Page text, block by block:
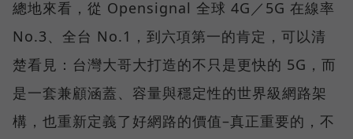
總地來看，從 Opensignal 全球 4G／5G 在線率
No.3、全台 No.1，到六項第一的肯定，可以清
楚看見：台灣大哥大打造的不只是更快的 5G，而
是一套兼顧涵蓋、容量與穩定性的世界級網路架
構，也重新定義了好網路的價值–真正重要的，不